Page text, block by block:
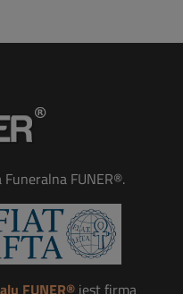
FUNER®.
FUNER®jest firma